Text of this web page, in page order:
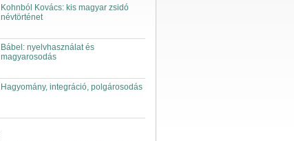
Kohnból Kovács: kis magyar zsidó
névtörténet
Bábel: nyelvhasználat és
magyarosodás
Hagyomány, integráció, polgárosodás